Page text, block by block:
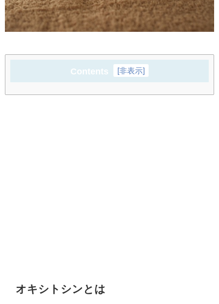
Contents [非表示]
オキシトシンとは